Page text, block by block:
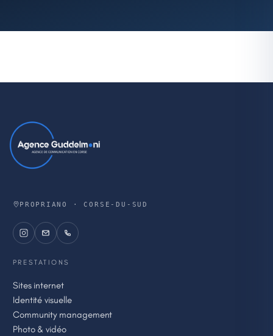
PROPRIANO · CORSE-DU-SUD
PRESTATIONS
Sites internet
Identité visuelle
Community management
Photo & vidéo